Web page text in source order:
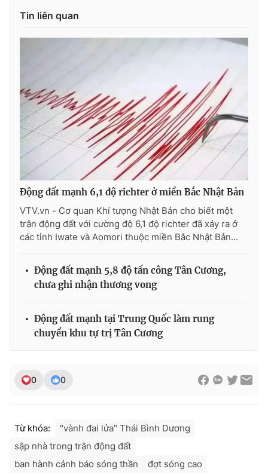
Tin liên quan
Động đất mạnh 6,1 độ richter ở miền Bắc Nhật Bản
VTV.vn - Cơ quan Khí tượng Nhật Bản cho biết một
trận động đất với cường độ 6,1 độ richter đã xảy ra ở
các tỉnh Iwate và Aomori thuộc miền Bắc Nhật Bản...
Động đất mạnh 5,8 độ tấn công Tân Cương,
chưa ghi nhận thương vong
Động đất mạnh tại Trung Quốc làm rung
chuyển khu tự trị Tân Cương
0 0
Từ khóa:
"vành đai lửa" Thái Bình Dương
sập nhà trong trận động đất
ban hành cảnh báo sóng thần
đợt sóng cao